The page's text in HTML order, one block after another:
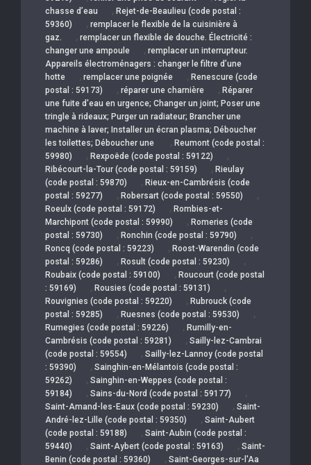
chasse d’eau
, Rejet-de-Beaulieu (code postal :
59360)
, remplacer le flexible de la cuisinière à
gaz.
, remplacer un flexible de douche. Électricité :
changer une ampoule
, remplacer un interrupteur.
Appareils électroménagers : changer le filtre d’une
hotte
, remplacer une poignée , Renescure (code
postal : 59173)
, réparer une charnière , Réparer
une fuite d'eau en urgence; Changer un joint; Poser une
tringle à rideaux; Purger un radiateur; Brancher une
machine à laver; Installer un écran plasma; Déboucher
les toilettes; Déboucher une
, Reumont (code postal :
59980)
, Rexpoëde (code postal : 59122) ,
Ribécourt-la-Tour (code postal : 59159) , Rieulay
(code postal : 59870)
, Rieux-en-Cambrésis (code
postal : 59277)
, Robersart (code postal : 59550) ,
Roeulx (code postal : 59172) , Rombies-et-
Marchipont (code postal : 59990)
, Romeries (code
postal : 59730)
, Ronchin (code postal : 59790) ,
Roncq (code postal : 59223) , Roost-Warendin (code
postal : 59286)
, Rosult (code postal : 59230) ,
Roubaix (code postal : 59100) , Roucourt (code postal
: 59169)
, Rousies (code postal : 59131) ,
Rouvignies (code postal : 59220) , Rubrouck (code
postal : 59285)
, Ruesnes (code postal : 59530) ,
Rumegies (code postal : 59226) , Rumilly-en-
Cambrésis (code postal : 59281)
, Sailly-lez-Cambrai
(code postal : 59554)
, Sailly-lez-Lannoy (code postal
: 59390)
, Sainghin-en-Mélantois (code postal :
59262)
, Sainghin-en-Weppes (code postal :
59184)
, Sains-du-Nord (code postal : 59177) ,
Saint-Amand-les-Eaux (code postal : 59230) , Saint-
André-lez-Lille (code postal : 59350)
, Saint-Aubert
(code postal : 59188)
, Saint-Aubin (code postal :
59440)
, Saint-Aybert (code postal : 59163) , Saint-
Benin (code postal : 59360)
, Saint-Georges-sur-l'Aa